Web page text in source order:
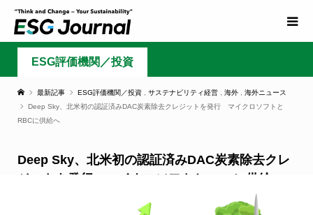
ESG評価機関／投資
最新記事 ESG評価機関／投資 サステナビリティ経営 海外
海外ニュース
Deep Sky、北米初の認証済みDAC炭素除去クレジットを発行 マイクロソフトと
RBCに供給へ
Deep Sky、北米初の認証済みDAC炭素除去クレ
ジットを発行 マイクロソフトとRBCに供給へ